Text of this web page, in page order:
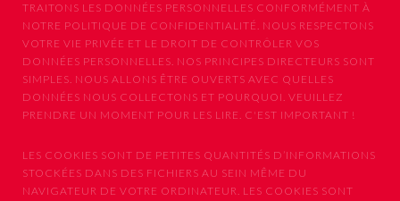
TRAITONS LES DONNÉES PERSONNELLES CONFORMÉMENT À
NOTRE POLITIQUE DE CONFIDENTIALITÉ. NOUS RESPECTONS
VOTRE VIE PRIVÉE ET LE DROIT DE CONTRÔLER VOS
DONNÉES PERSONNELLES. NOS PRINCIPES DIRECTEURS SONT
SIMPLES. NOUS ALLONS ÊTRE OUVERTS AVEC QUELLES
DONNÉES NOUS COLLECTONS ET POURQUOI. VEUILLEZ
PRENDRE UN MOMENT POUR LES LIRE. C'EST IMPORTANT !
LES COOKIES SONT DE PETITES QUANTITÉS D’INFORMATIONS
STOCKÉES DANS DES FICHIERS AU SEIN MÊME DU
NAVIGATEUR DE VOTRE ORDINATEUR. LES COOKIES SONT